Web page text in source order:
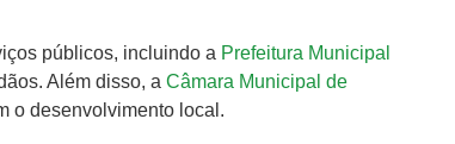
públicos, incluindo a Prefeitura Municipal
Além disso, a Câmara Municipal de
o desenvolvimento local.